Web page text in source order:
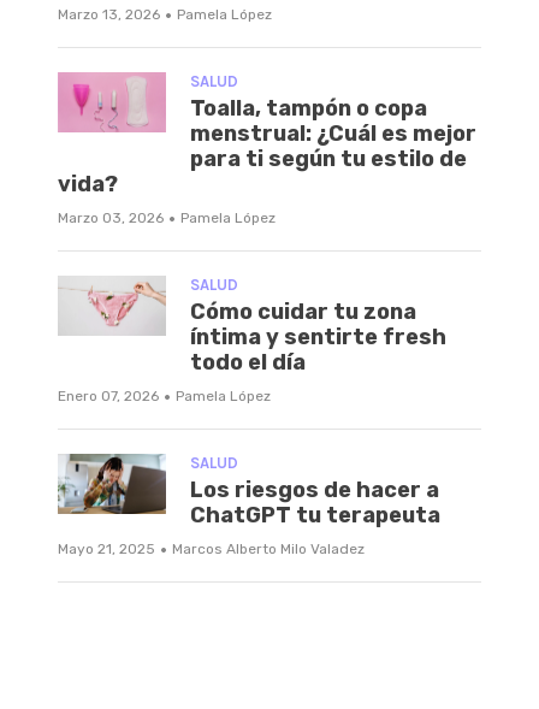
Marzo 13, 2026 · Pamela López
SALUD
Toalla, tampón o copa
menstrual: ¿Cuál es mejor
para ti según tu estilo de
vida?
Marzo 03, 2026 · Pamela López
SALUD
Cómo cuidar tu zona
íntima y sentirte fresh
todo el día
Enero 07, 2026 · Pamela López
SALUD
Los riesgos de hacer a
ChatGPT tu terapeuta
Mayo 21, 2025 · Marcos Alberto Milo Valadez